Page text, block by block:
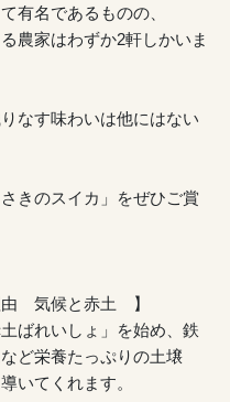
有名であるものの、
農家はわずか2軒しかいま
なす味わいは他にはない
きのスイカ」をぜひご賞
由 気候と赤土 】
ばれいしょ」を始め、鉄
ど栄養たっぷりの土壌
いてくれます。